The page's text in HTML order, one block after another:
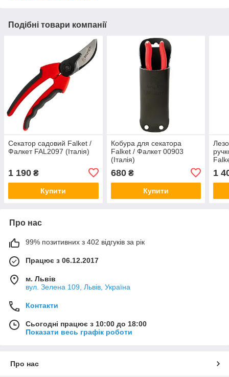
Подібні товари компанії
Секатор садовий Falket /
Фалкет FAL2097 (Італія)
1 190 ₴
Купити
Кобура для секатора
Falket / Фалкет 00903
(Італія)
680₴
Купити
1
Про нас
99% позитивних з 402 відгуків за рік
Працює з 06.12.2017
м. Львів
вул. Зелена 109, Львів, Україна
Контакти
Сьогодні працює з 10:00 до 18:00
Показати весь графік роботи
Про нас